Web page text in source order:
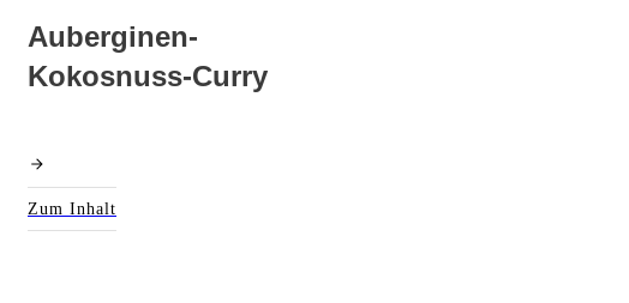
Auberginen-
Kokosnuss-Curry
Zum Inhalt